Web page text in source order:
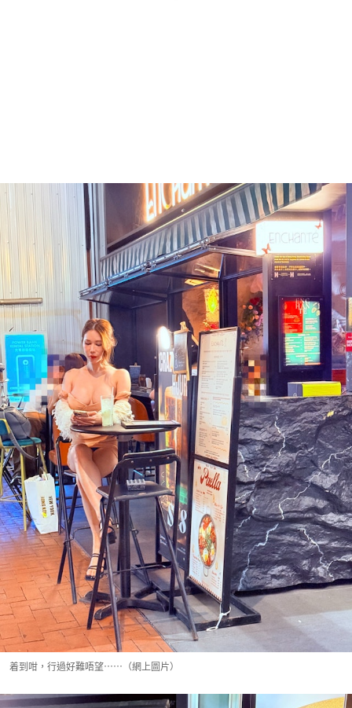
着到咁，行過好難唔望⋯⋯（網上圖片）